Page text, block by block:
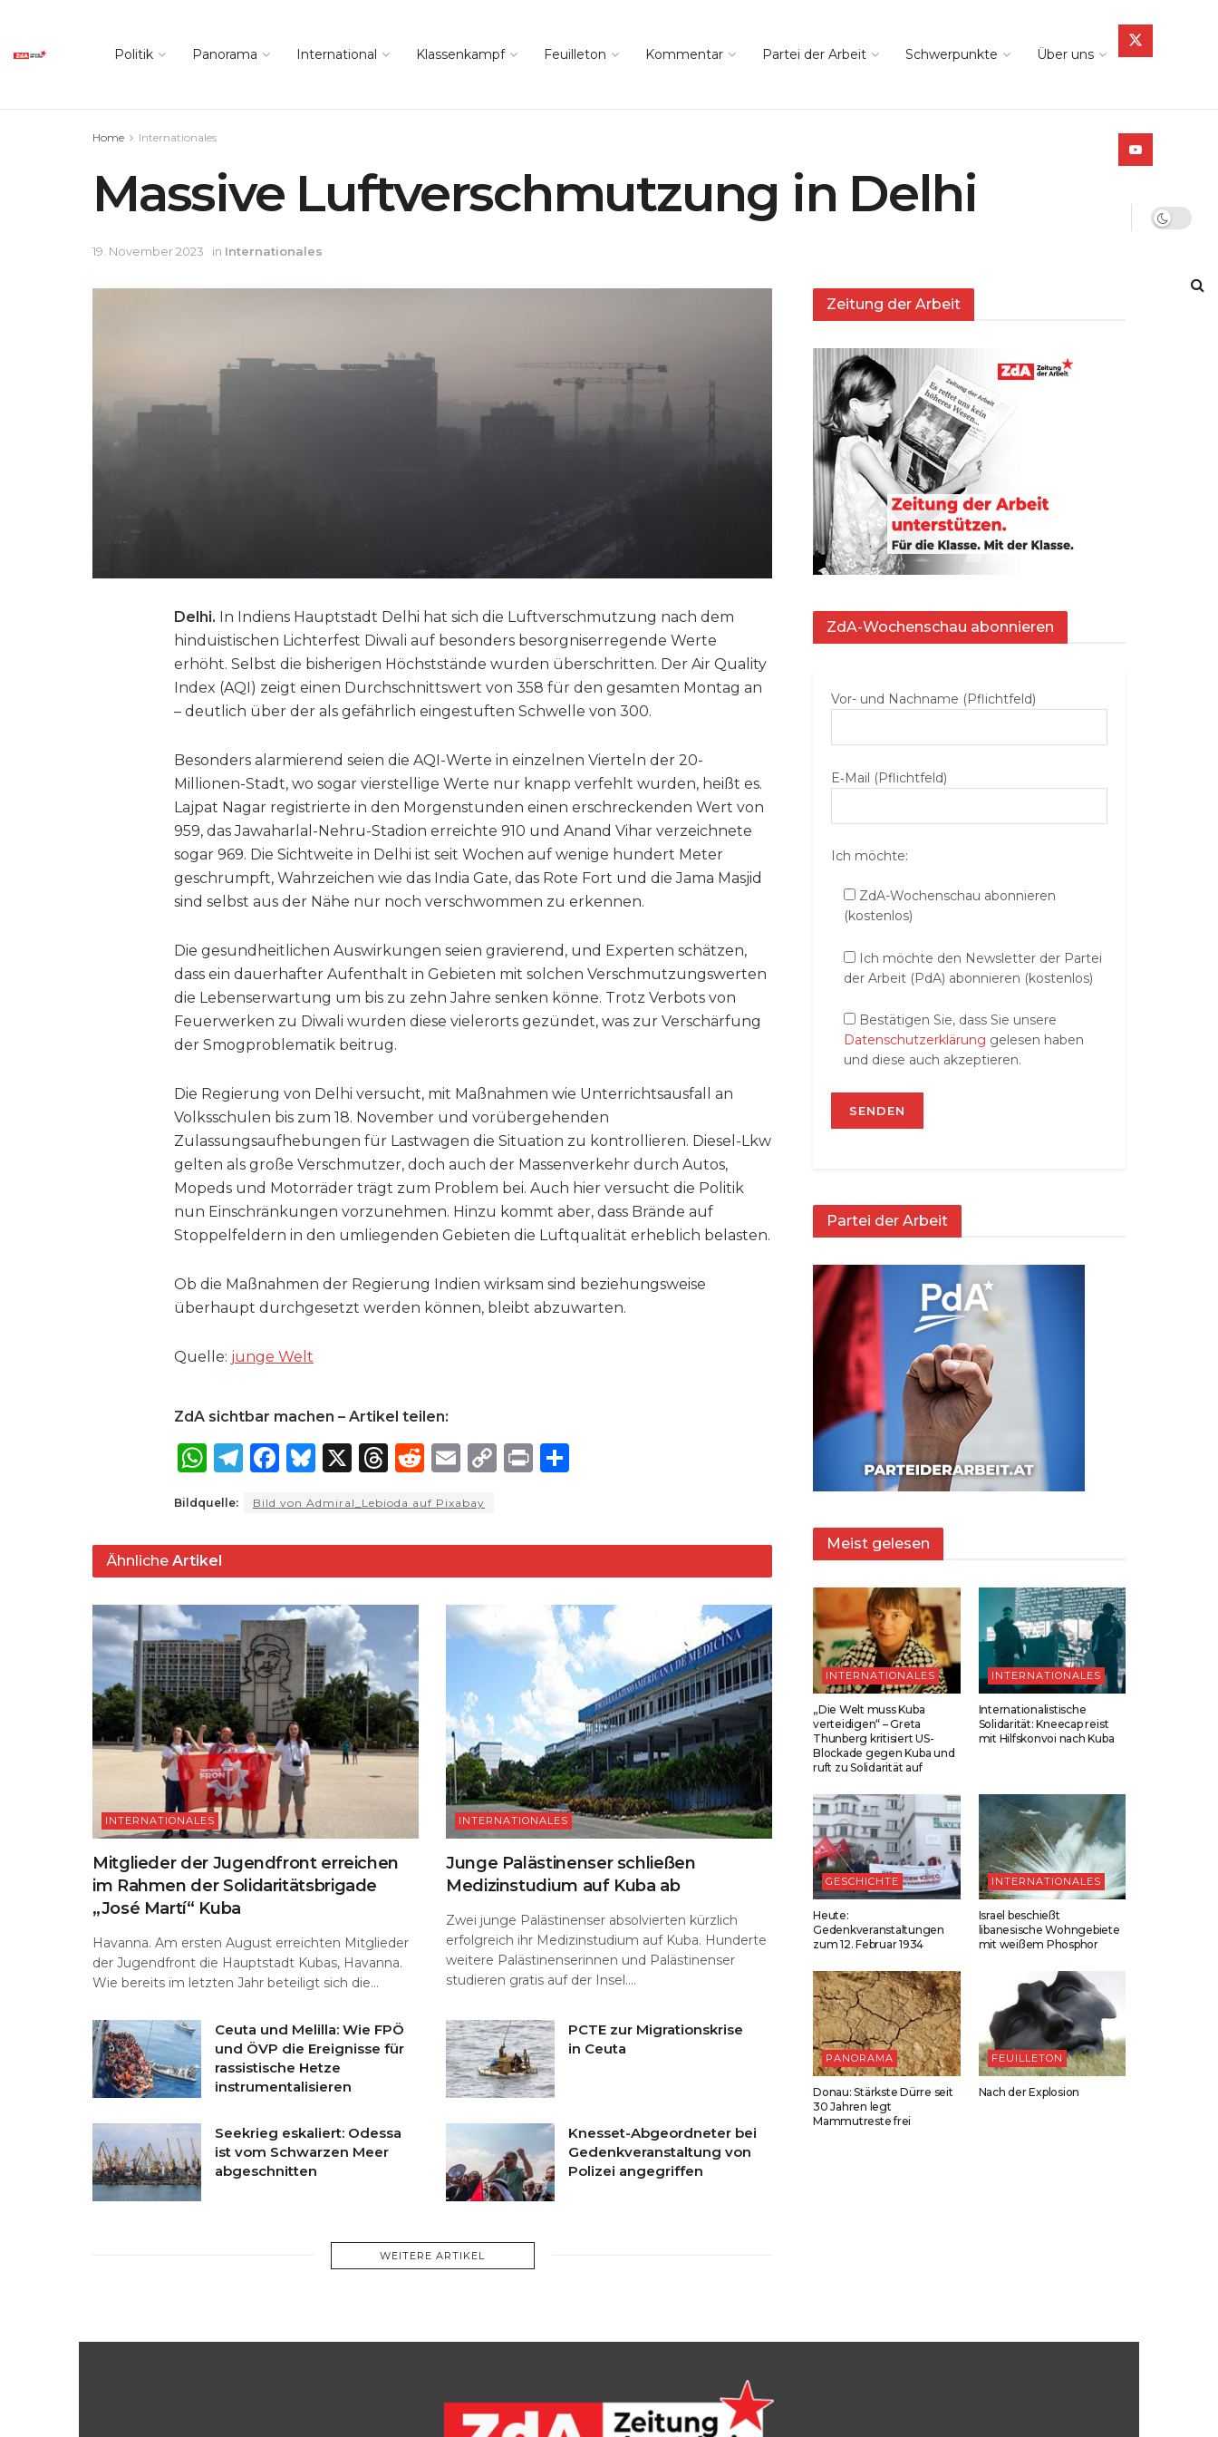
Politik Panorama International Klassenkampf Feuilleton Kommentar Partei der Arbeit Schwerpunkte Über uns
Home Internationales
Massive Luftverschmutzung in Delhi
19. November 2023 in Internationales
Delhi. In Indiens Hauptstadt Delhi hat sich die Luftverschmutzung nach dem
hinduistischen Lichterfest Diwali auf besonders besorgniserregende Werte
erhöht. Selbst die bisherigen Höchststände wurden überschritten. Der Air Quality
Index (AQI) zeigt einen Durchschnittswert von 358 für den gesamten Montag an
– deutlich über der als gefährlich eingestuften Schwelle von 300.
Besonders alarmierend seien die AQI-Werte in einzelnen Vierteln der 20-
Millionen-Stadt, wo sogar vierstellige Werte nur knapp verfehlt wurden, heißt es.
Lajpat Nagar registrierte in den Morgenstunden einen erschreckenden Wert von
959, das Jawaharlal-Nehru-Stadion erreichte 910 und Anand Vihar verzeichnete
sogar 969. Die Sichtweite in Delhi ist seit Wochen auf wenige hundert Meter
geschrumpft, Wahrzeichen wie das India Gate, das Rote Fort und die Jama Masjid
sind selbst aus der Nähe nur noch verschwommen zu erkennen.
Die gesundheitlichen Auswirkungen seien gravierend, und Experten schätzen,
dass ein dauerhafter Aufenthalt in Gebieten mit solchen Verschmutzungswerten
die Lebenserwartung um bis zu zehn Jahre senken könne. Trotz Verbots von
Feuerwerken zu Diwali wurden diese vielerorts gezündet, was zur Verschärfung
der Smogproblematik beitrug.
Die Regierung von Delhi versucht, mit Maßnahmen wie Unterrichtsausfall an
Volksschulen bis zum 18. November und vorübergehenden
Zulassungsaufhebungen für Lastwagen die Situation zu kontrollieren. Diesel-Lkw
gelten als große Verschmutzer, doch auch der Massenverkehr durch Autos,
Mopeds und Motorräder trägt zum Problem bei. Auch hier versucht die Politik
nun Einschränkungen vorzunehmen. Hinzu kommt aber, dass Brände auf
Stoppelfeldern in den umliegenden Gebieten die Luftqualität erheblich belasten.
Ob die Maßnahmen der Regierung Indien wirksam sind beziehungsweise
überhaupt durchgesetzt werden können, bleibt abzuwarten.
Quelle: junge Welt
ZdA sichtbar machen – Artikel teilen:
W
a
ts
A
p
p
T
e
g
ra
m
F
c
e
b
o
o
k
B
e
s
k
y
X
T
re
a
d
s
R
d
di
t
E
ai
l
C
y
Li
k
P
t
e
Bildquelle: Bild von Admiral_Lebioda auf Pixabay
Ähnliche Artikel
INTERNATIONALES
Mitglieder der Jugendfront erreichen
im Rahmen der Solidaritätsbrigade
„José Martí“ Kuba
Havanna. Am ersten August erreichten Mitglieder
der Jugendfront die Hauptstadt Kubas, Havanna.
Wie bereits im letzten Jahr beteiligt sich die...
INTERNATIONALES
Junge Palästinenser schließen
Medizinstudium auf Kuba ab
Zwei junge Palästinenser absolvierten kürzlich
erfolgreich ihr Medizinstudium auf Kuba. Hunderte
weitere Palästinenserinnen und Palästinenser
studieren gratis auf der Insel....
Ceuta und Melilla: Wie FPÖ
und ÖVP die Ereignisse für
rassistische Hetze
instrumentalisieren
PCTE zur Migrationskrise
in Ceuta
Seekrieg eskaliert: Odessa
ist vom Schwarzen Meer
abgeschnitten
Knesset-Abgeordneter bei
Gedenkveranstaltung von
Polizei angegriffen
WEITERE ARTIKEL
Zeitung der Arbeit
ZdA-Wochenschau abonnieren
Vor- und Nachname (Pflichtfeld)
E‑Mail (Pflichtfeld)
Ich möchte:
ZdA-Wochenschau abonnieren
(kostenlos)
Ich möchte den Newsletter der Partei
der Arbeit (PdA) abonnieren (kostenlos)
Bestätigen Sie, dass Sie unsere
Datenschutzerklärung gelesen haben
und diese auch akzeptieren.
Partei der Arbeit
Meist gelesen
INTERNATIONALES
„Die Welt muss Kuba
verteidigen“ – Greta
Thunberg kritisiert US-
Blockade gegen Kuba und
ruft zu Solidarität auf
INTERNATIONALES
Internationalistische
Solidarität: Kneecap reist
mit Hilfskonvoi nach Kuba
GESCHICHTE
Heute:
Gedenkveranstaltungen
zum 12. Februar 1934
INTERNATIONALES
Israel beschießt
libanesische Wohngebiete
mit weißem Phosphor
PANORAMA
Donau: Stärkste Dürre seit
30 Jahren legt
Mammutreste frei
FEUILLETON
Nach der Explosion